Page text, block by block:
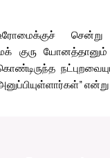
சென்று
குரு